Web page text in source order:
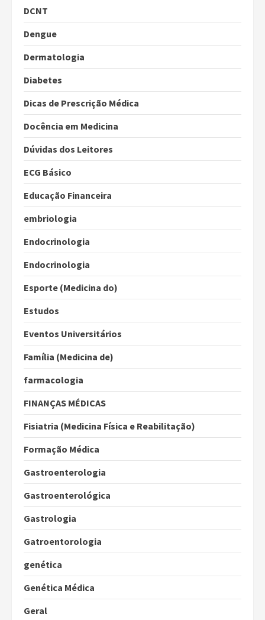
DCNT
Dengue
Dermatologia
Diabetes
Dicas de Prescrição Médica
Docência em Medicina
Dúvidas dos Leitores
ECG Básico
Educação Financeira
embriologia
Endocrinologia
Endocrinologia
Esporte (Medicina do)
Estudos
Eventos Universitários
Família (Medicina de)
farmacologia
FINANÇAS MÉDICAS
Fisiatria (Medicina Física e Reabilitação)
Formação Médica
Gastroenterologia
Gastroenterológica
Gastrologia
Gatroentorologia
genética
Genética Médica
Geral